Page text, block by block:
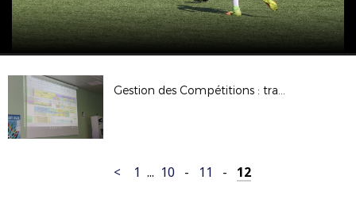
Gestion des Compétitions : travaux de la commission
< 1 ... 10 - 11 - 12